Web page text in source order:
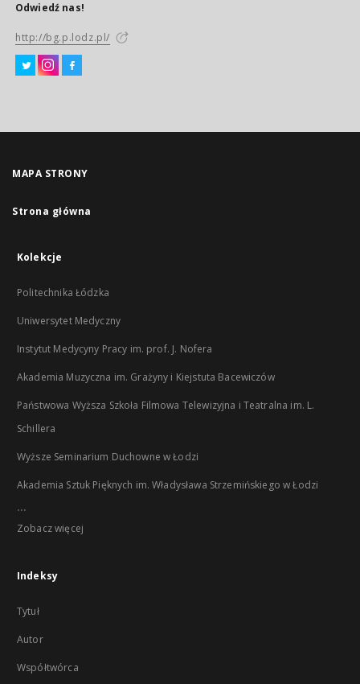
Odwiedź nas!
http://bg.p.lodz.pl/
MAPA STRONY
Strona główna
Kolekcje
Politechnika Łódzka
Uniwersytet Medyczny
Instytut Medycyny Pracy im. prof. J. Nofera
Akademia Muzyczna im. Grażyny i Kiejstuta Bacewiczów
Państwowa Wyższa Szkoła Filmowa Telewizyjna i Teatralna im. L.
Schillera
Wyższe Seminarium Duchowne w Łodzi
Akademia Sztuk Pięknych im. Władysława Strzemińskiego w Łodzi
...
Zobacz więcej
Indeksy
Tytuł
Autor
Współtwórca